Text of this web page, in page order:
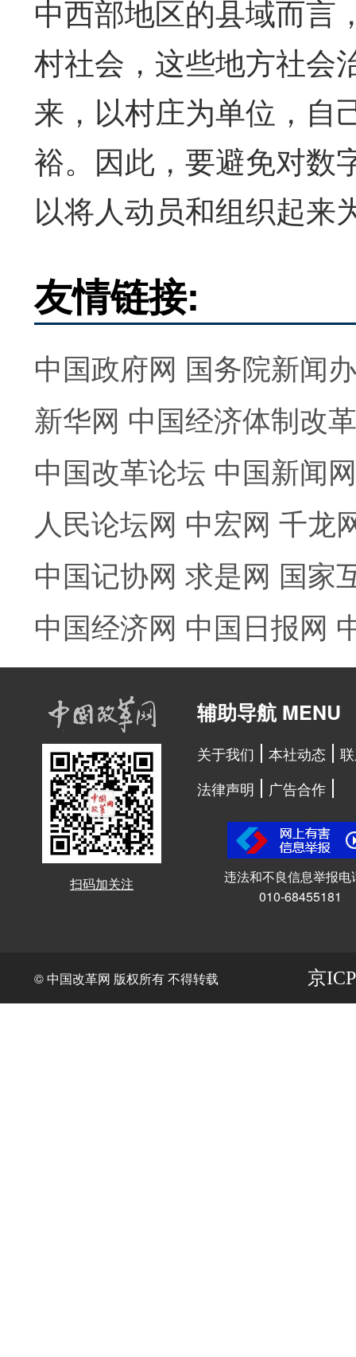
中西部地区的县域而言
村社会，这些地方社会
来，以村庄为单位，自
裕。因此，要避免对数
以将人动员和组织起来
友情链接:
中国政府网 国务院新闻
新华网 中国经济体制改
中国改革论坛 中国新闻网
人民论坛网 中宏网 千龙
中国记协网 求是网 国家
中国经济网 中国日报网
扫码加关注
辅助导航 MENU
关于我们 本社动态
法律声明
广告合作
违法和不良信息举报电
010-68455181
© 中国改革网 版权所有 不得转载 京